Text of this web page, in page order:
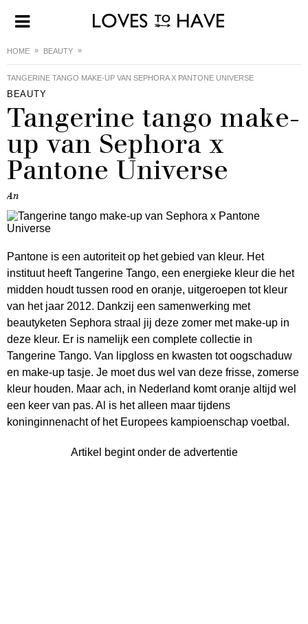
HOME BEAUTY
TANGERINE TANGO MAKE-UP VAN SEPHORA X PANTONE UNIVERSE
BEAUTY
Tangerine tango make-
up van Sephora x
Pantone Universe
An
Pantone is een autoriteit op het gebied van kleur. Het
instituut heeft Tangerine Tango, een energieke kleur die het
midden houdt tussen rood en oranje, uitgeroepen tot kleur
van het jaar 2012. Dankzij een samenwerking met
beautyketen Sephora straal jij deze zomer met make-up in
deze kleur. Er is namelijk een complete collectie in
Tangerine Tango. Van lipgloss en kwasten tot oogschaduw
en make-up tasje. Je moet dus wel van deze frisse, zomerse
kleur houden. Maar ach, in Nederland komt oranje altijd wel
een keer van pas. Al is het alleen maar tijdens
koninginnenacht of het Europees kampioenschap voetbal.
Artikel begint onder de advertentie